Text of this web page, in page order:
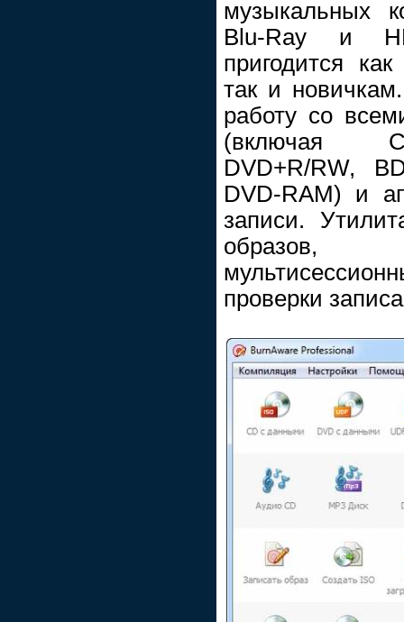
музыкальных
Blu-Ray и
пригодится
так и
работу со
(включая
DVD+R/RW,
DVD-RAM) и
записи.
образов,
проверки